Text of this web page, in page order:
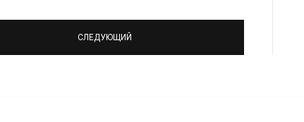
СЛЕДУЮЩИЙ